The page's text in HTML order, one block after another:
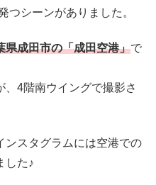
つシーンがありました。
県成田市の「成田空港」で
4階南ウイングで撮影さ
ンスタグラムには空港での
した♪